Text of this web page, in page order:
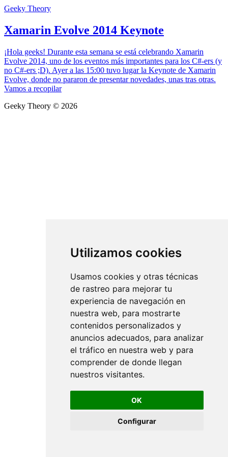
Utilizamos cookies
Usamos cookies y otras técnicas
de rastreo para mejorar tu
experiencia de navegación en
nuestra web, para mostrarte
contenidos personalizados y
anuncios adecuados, para analizar
el tráfico en nuestra web y para
comprender de donde llegan
nuestros visitantes.
OK
Configurar
Geeky Theory
Xamarin Evolve 2014 Keynote
¡Hola geeks! Durante esta semana se está celebrando Xamarin
Evolve 2014, uno de los eventos más importantes para los C#-ers (y
no C#-ers ;D). Ayer a las 15:00 tuvo lugar la Keynote de Xamarin
Evolve, donde no pararon de presentar novedades, unas tras otras.
Vamos a recopilar
Geeky Theory © 2026